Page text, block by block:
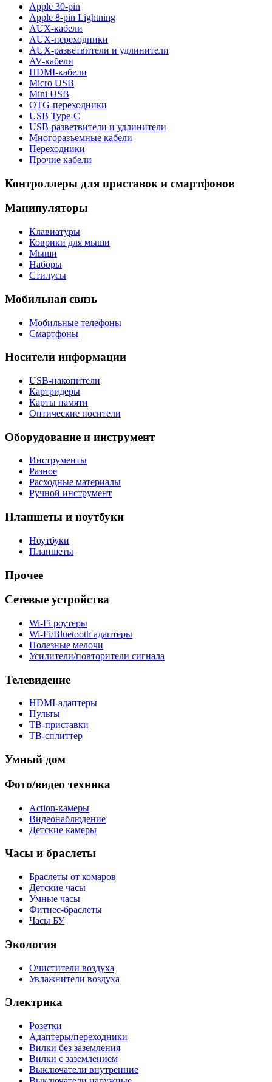
Apple 30-pin
Apple 8-pin Lightning
AUX-кабели
AUX-переходники
AUX-разветвители и удлинители
AV-кабели
HDMI-кабели
Micro USB
Mini USB
OTG-переходники
USB Type-C
USB-разветвители и удлинители
Многоразъемные кабели
Переходники
Прочие кабели
Контроллеры для приставок и смартфонов
Манипуляторы
Клавиатуры
Коврики для мыши
Мыши
Наборы
Стилусы
Мобильная связь
Мобильные телефоны
Смартфоны
Носители информации
USB-накопители
Картридеры
Карты памяти
Оптические носители
Оборудование и инструмент
Инструменты
Разное
Расходные материалы
Ручной инструмент
Планшеты и ноутбуки
Ноутбуки
Планшеты
Прочее
Сетевые устройства
Wi-Fi роутеры
Wi-Fi/Bluetooth адаптеры
Полезные мелочи
Усилители/повторители сигнала
Телевидение
HDMI-адаптеры
Пульты
ТВ-приставки
ТВ-сплиттер
Умный дом
Фото/видео техника
Action-камеры
Видеонаблюдение
Детские камеры
Часы и браслеты
Браслеты от комаров
Детские часы
Умные часы
Фитнес-браслеты
Часы БУ
Экология
Очистители воздуха
Увлажнители воздуха
Электрика
Розетки
Адаптеры/переходники
Вилки без заземления
Вилки с заземлением
Выключатели внутренние